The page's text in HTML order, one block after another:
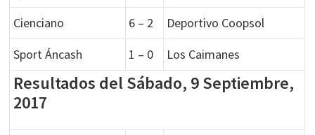
Cienciano
6 – 2
Deportivo Coopsol
Sport Áncash
1 – 0 Los Caimanes
Resultados del Sábado, 9 Septiembre,
2017